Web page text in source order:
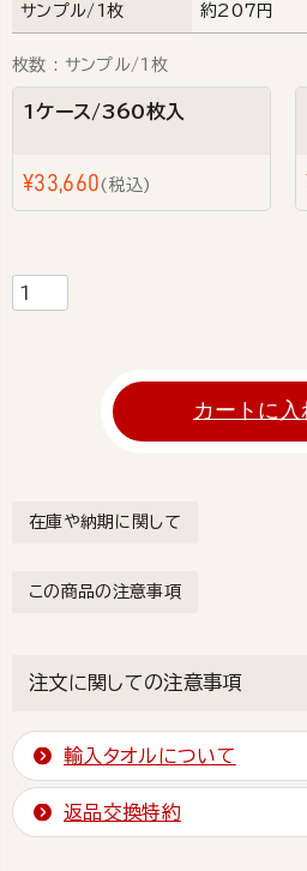
サンプル/1枚 約207円
枚数 サンプル/1枚
1ケース/360枚入
¥33,660 税込
カートに入
在庫や納期に関して
この商品の注意事項
注文に関しての注意事項
輸入タオルについて
返品交換特約